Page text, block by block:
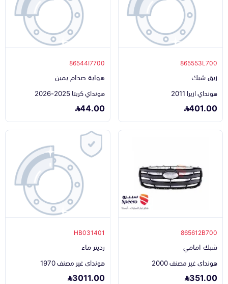
865553L700
زيق شبك
هونداي ازيرا 2011
401.00
86544I7700
هواية صدام يمين
هونداي كريتا 2025-2026
44.00
865612B700
شبك امامي
هونداي غير مصنف 2000
351.00
HB031401
رديتر ماء
هونداي غير مصنف 1970
3011.00